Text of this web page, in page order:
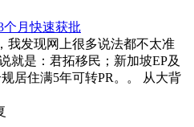
个月快速获批
我发现网上很多说法都不太准
就是：君拓移民；新加坡EP及
居住满5年可转PR。。 从大背